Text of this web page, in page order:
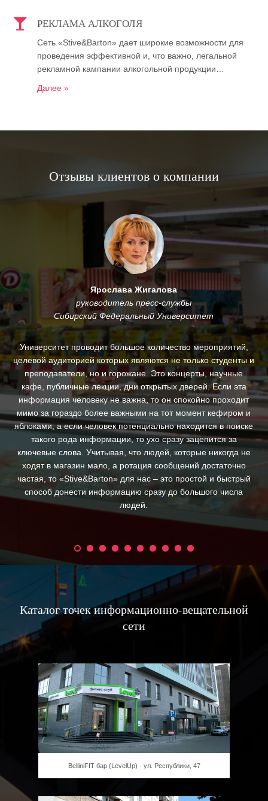
РЕКЛАМА АЛКОГОЛЯ
Сеть «Stive&Barton» дает широкие возможности для
проведения эффективной и, что важно, легальной
рекламной кампании алкогольной продукции…
Далее »
Отзывы клиентов о компании
Ярослава Жигалова
руководитель пресс-службы
Сибирский Федеральный Университет
Университет проводит большое количество мероприятий,
целевой аудиторией которых являются не только студенты и
преподаватели, но и горожане. Это концерты, научные
кафе, публичные лекции, дни открытых дверей. Если эта
информация человеку не важна, то он спокойно проходит
мимо за гораздо более важными на тот момент кефиром и
яблоками, а если человек потенциально находится в поиске
такого рода информации, то ухо сразу зацепится за
ключевые слова. Учитывая, что людей, которые никогда не
ходят в магазин мало, а ротация сообщений достаточно
частая, то «Stive&Barton» для нас – это простой и быстрый
способ донести информацию сразу до большого числа
людей.
Каталог точек информационно-вещательной
сети
BelliniFIT бар (LevelUp) - ул. Республики, 47